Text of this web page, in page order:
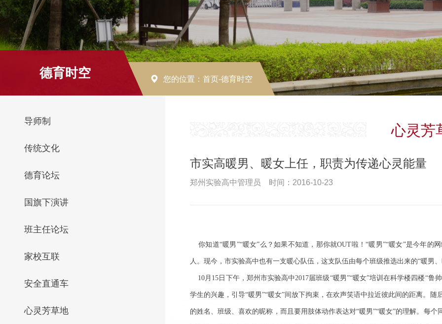
德育时空 您的位置： 首页-德育时空
导师制
传统文化
德育论坛
国旗下演讲
班主任论坛
家校互联
安全直通车
心灵芳草地
心灵芳
市实高暖男、暖女上任，职责为传递心灵能量
郑州实验高中管理员 时间：2016-10-23
你知道“暖男”“暖女”么？如果不知道，那你就OUT啦！“暖男”“暖女”是今年的
人。现今，市实验高中也有一支暖心队伍，这支队伍由每个班级推选出来的“暖男
10月15日下午，郑州市实验高中2017届班级“暖男”“暖女”培训在科学楼四楼“
学生的兴趣，引导“暖男”“暖女”间放下拘束，在欢声笑语中拉近彼此间的距离。
的姓名、班级、喜欢的昵称，而且要用肢体动作表达对“暖男”“暖女”的理解。每